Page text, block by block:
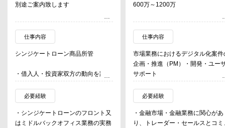
別途ご案内致します
仕事内容
シンジケートローン商品所管
・借入人・投資家双方の動向を踏ま
えた、新商品開発・組成プロセスの
DX化
・各種法規制対応・行内ルール・シ
ンジケートローン契約書等の雛形整
備
必要経験
・シンジケートローンのフロント又
はミドルバックオフィス業務の実務
600万～1200万
仕事内容
市場業務におけるデジタル化案件
企画・推進（PM）・開発・ユー
サポート
必要経験
・金融市場・金融業務に関心があ
り、トレーダー・セールスとコミ